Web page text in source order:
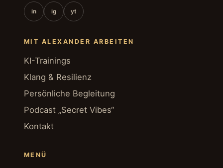
in ig yt
MIT ALEXANDER ARBEITEN
KI-Trainings
Klang & Resilienz
Persönliche Begleitung
Podcast „Secret Vibes“
Kontakt
MENÜ